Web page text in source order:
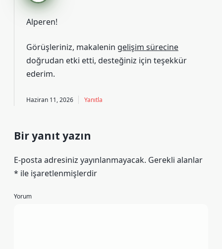
Alperen!
Görüşleriniz, makalenin gelişim sürecine
doğrudan etki etti, desteğiniz için teşekkür
ederim.
Haziran 11, 2026 Yanıtla
Bir yanıt yazın
E-posta adresiniz yayınlanmayacak. Gerekli alanlar
* ile işaretlenmişlerdir
Yorum